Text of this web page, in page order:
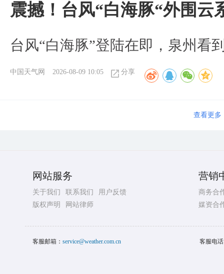
震撼！台风“白海豚“外围云
台风“白海豚”登陆在即，泉州看
中国天气网 2026-08-09 10:05 分享
查看更多
网站服务
关于我们 联系我们
用户反馈
版权声明
网站律师
营销
商务合
媒资合
客服邮箱： service@weather.com.cn 客服电